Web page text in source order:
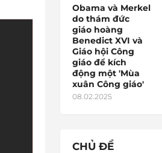
Obama và Merkel
do thám đức
giáo hoàng
Benedict XVI và
Giáo hội Công
giáo để kích
động một 'Mùa
xuân Công giáo'
08.02.2025
CHỦ ĐỀ